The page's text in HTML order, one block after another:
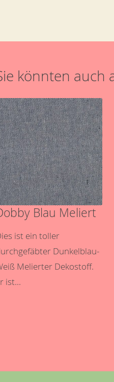
könnten auch
Blau Meliert
ist ein toller
Dunkelblau-
Melierter Dekostoff.
ist...